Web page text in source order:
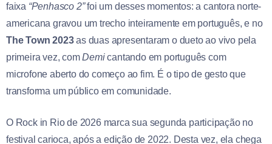
faixa “Penhasco 2”foi um desses momentos: a cantora norte-
americana gravou um trecho inteiramente em português, e no
The Town 2023as duas apresentaram o dueto ao vivo pela
primeira vez, comDemicantando em português com
microfone aberto do começo ao fim. É o tipo de gesto que
transforma um público em comunidade.
O Rock in Rio de 2026 marca sua segunda participação no
festival carioca, após a edição de 2022. Desta vez, ela chega